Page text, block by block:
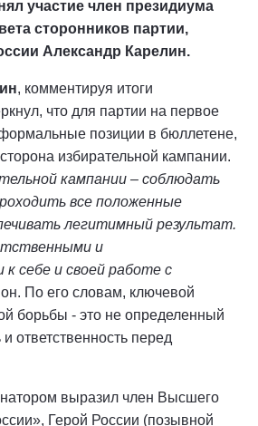
участие член президиума
сторонников партии,
Александр Карелин.
, комментируя итоги
что для партии на первое
позиции в бюллетене,
избирательной кампании.
кампании – соблюдать
все положенные
легитимный результат.
и
себе и своей работе с
По его словам, ключевой
борьбы - это не определенный
ответственность перед
выразил член Высшего
Герой России (позывной